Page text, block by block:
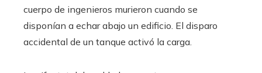
cuerpo de ingenieros murieron cuando se
disponían a echar abajo un edificio. El disparo
accidental de un tanque activó la carga.